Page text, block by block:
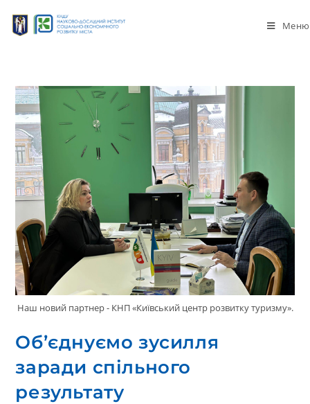
Меню
Наш новий партнер - КНП «Київський центр розвитку туризму».
Об’єднуємо зусилля
заради спільного
результату